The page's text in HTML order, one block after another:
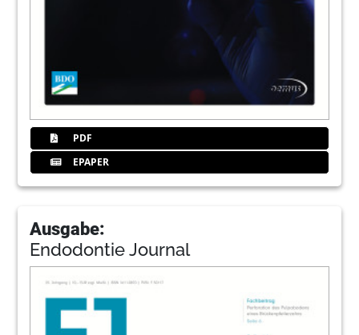
PDF
EPAPER
Ausgabe:
Endodontie Journal